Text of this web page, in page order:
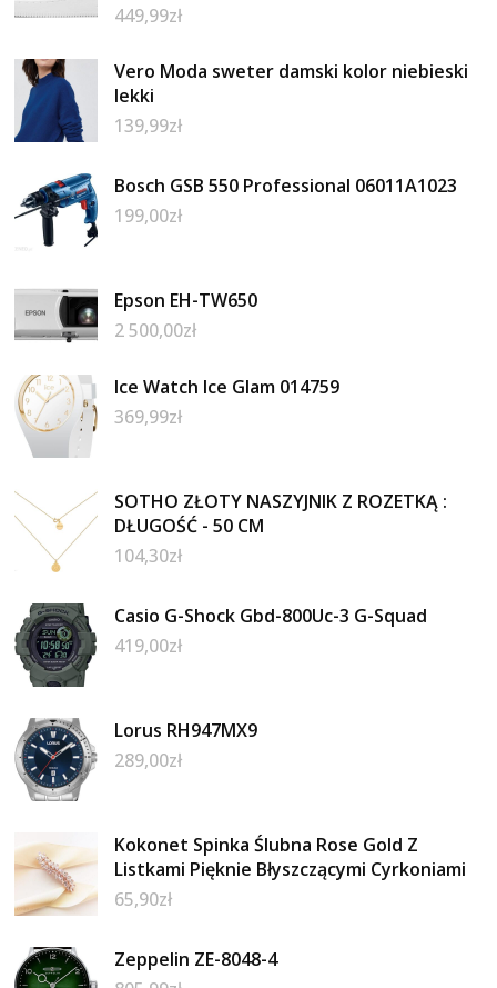
449,99zł
Vero Moda sweter damski kolor niebieski
lekki
139,99zł
Bosch GSB 550 Professional 06011A1023
199,00zł
Epson EH-TW650
2 500,00zł
Ice Watch Ice Glam 014759
369,99zł
SOTHO ZŁOTY NASZYJNIK Z ROZETKĄ :
DŁUGOŚĆ - 50 CM
104,30zł
Casio G-Shock Gbd-800Uc-3 G-Squad
419,00zł
Lorus RH947MX9
289,00zł
Kokonet Spinka Ślubna Rose Gold Z
Listkami Pięknie Błyszczącymi Cyrkoniami
65,90zł
Zeppelin ZE-8048-4